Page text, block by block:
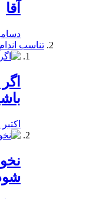
آقا
دسامبر 19,
تناسب اندام
اکتبر 3, 2019